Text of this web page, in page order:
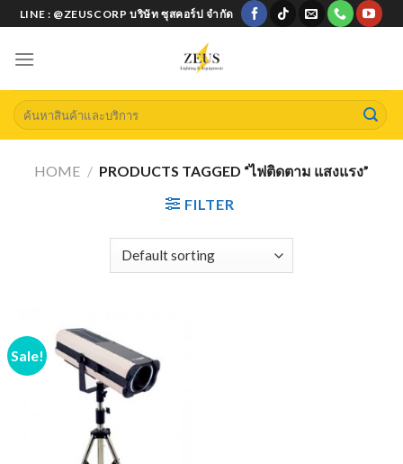
Skip
to
content
LINE : @ZEUSCORP บริษัท ซุสคอร์ป จำกัด
Search
for:
HOME / PRODUCTS TAGGED “ไฟติดตาม แสงแรง”
FILTER
Sale!